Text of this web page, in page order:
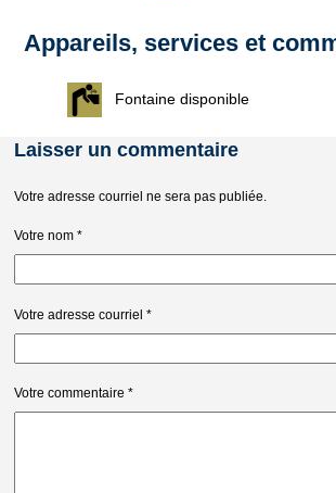
Appareils, services et
Fontaine disponible
Laisser un commentaire
Votre adresse courriel ne sera pas publiée.
Votre nom *
Votre adresse courriel *
Votre commentaire *